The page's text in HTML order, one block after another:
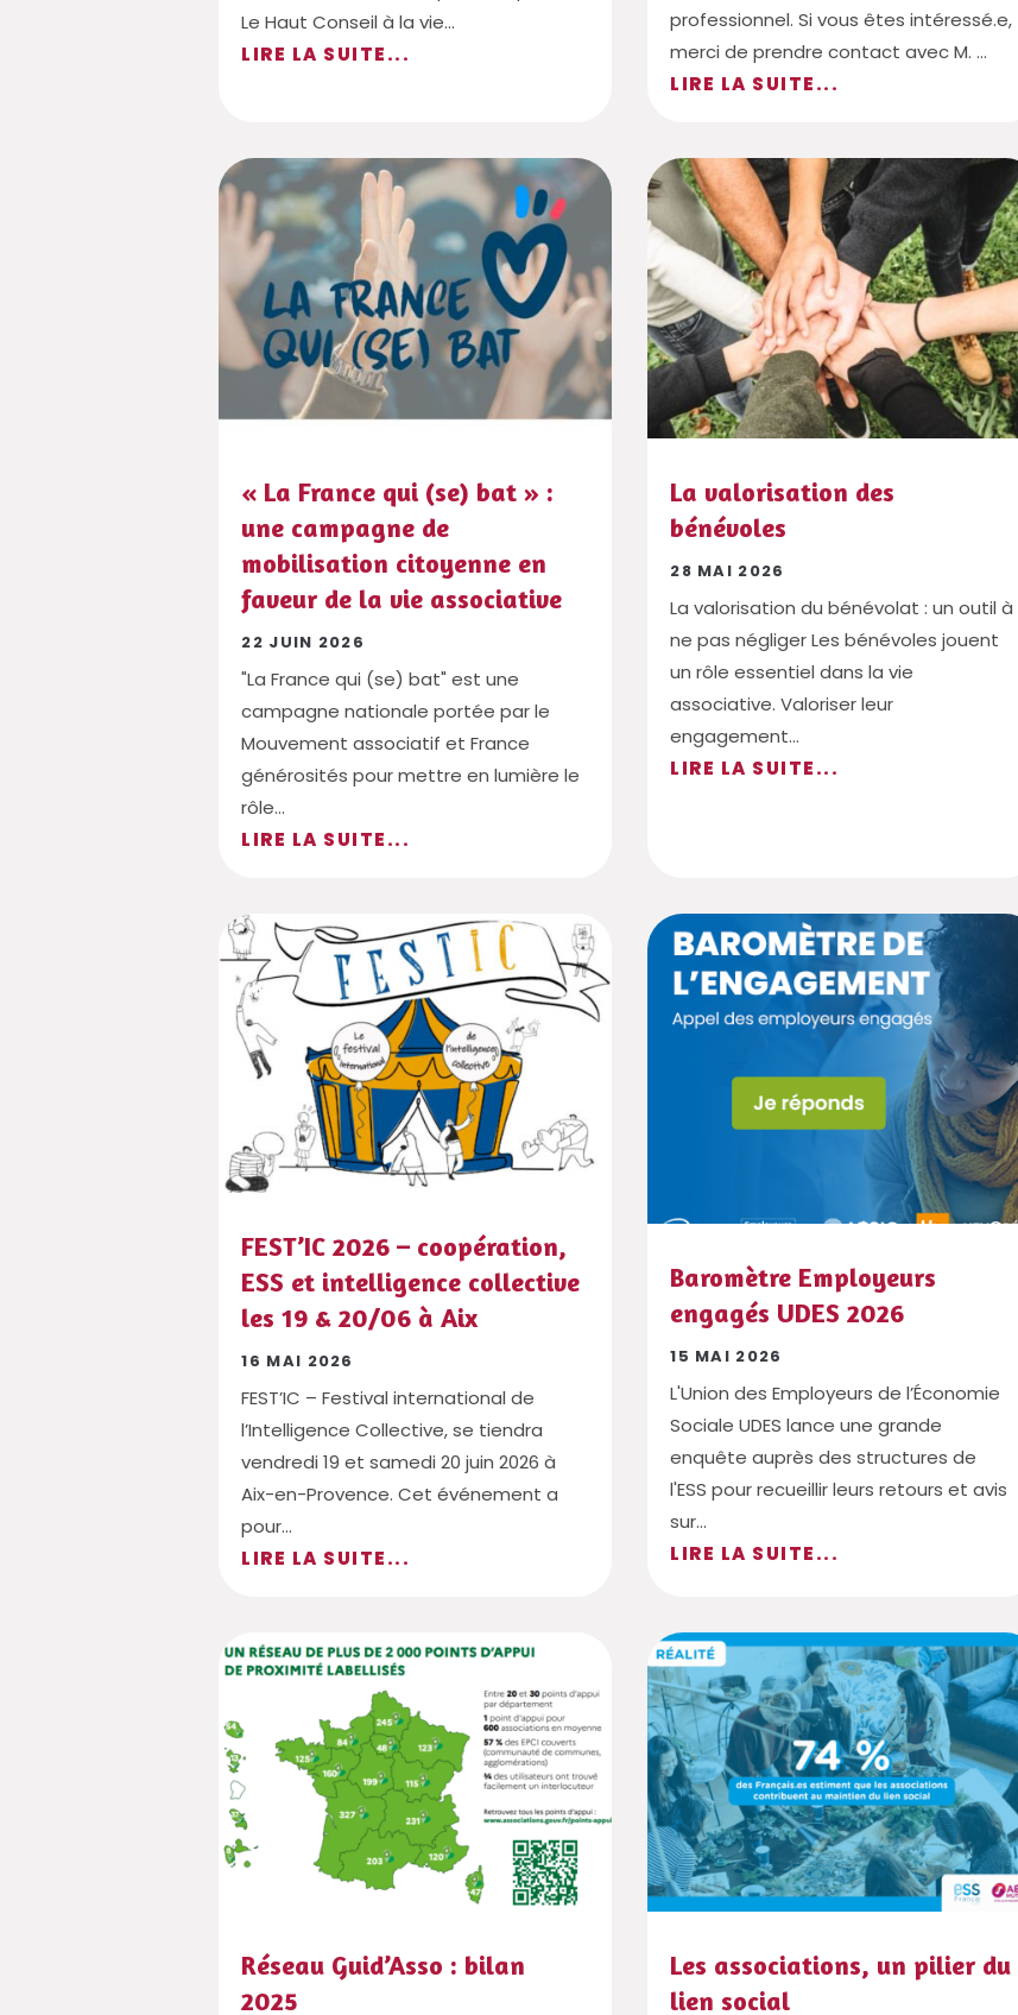
Le Haut Conseil à la vie...
LIRE LA SUITE...
professionnel. Si vous êtes intéressé.e,
merci de prendre contact avec M. ...
LIRE LA SUITE...
« La France qui (se) bat » :
une campagne de
mobilisation citoyenne en
faveur de la vie associative
22 JUIN 2026
"La France qui (se) bat" est une
campagne nationale portée par le
Mouvement associatif et France
générosités pour mettre en lumière le
rôle...
LIRE LA SUITE...
La valorisation des
bénévoles
28 MAI 2026
La valorisation du bénévolat : un outil à
ne pas négliger Les bénévoles jouent
un rôle essentiel dans la vie
associative. Valoriser leur
engagement...
LIRE LA SUITE...
FEST’IC 2026 – coopération,
ESS et intelligence collective
les 19 & 20/06 à Aix
16 MAI 2026
FEST’IC – Festival international de
l’Intelligence Collective, se tiendra
vendredi 19 et samedi 20 juin 2026 à
Aix-en-Provence. Cet événement a
pour...
LIRE LA SUITE...
Baromètre Employeurs
engagés UDES 2026
15 MAI 2026
L'Union des Employeurs de l’Économie
Sociale UDES lance une grande
enquête auprès des structures de
l'ESS pour recueillir leurs retours et avis
sur...
LIRE LA SUITE...
Réseau Guid’Asso : bilan
2025
Les associations, un pilier du
lien social